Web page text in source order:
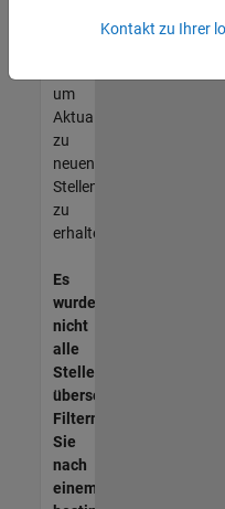
unseres
um
Aktualisierungen
zu
neuen
Stellenangeboten
zu
erhalten.
Es
wurden
nicht
alle
Stellen
übersetzt.
Filtern
Sie
nach
einem
Kontakt zu Ihrer